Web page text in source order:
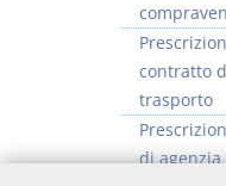
contratto
trasporto
di agenzia